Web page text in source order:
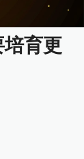
育更